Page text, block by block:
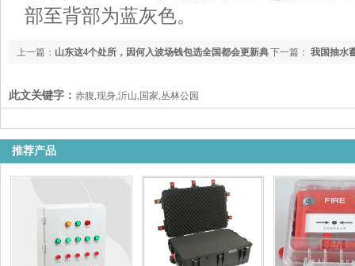
部至背部为蓝灰色。
下一篇： 我国抽水
上一篇： 山东这4个处所，因何入波场钱包选全国都会更新典
此文关键字： 赤腹,现身,沂山,国家,丛林公园
推荐产品